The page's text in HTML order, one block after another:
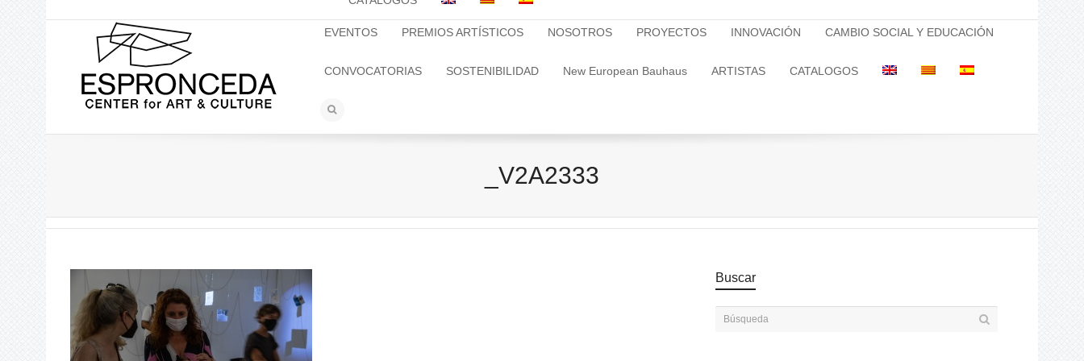
EVENTOS PREMIOS ARTÍSTICOS NOSOTROS PROYECTOS INNOVACIÓN CAMBIO SOCIAL Y EDUCACIÓN
CONVOCATORIAS SOSTENIBILIDAD New European Bauhaus ARTISTAS CATALOGOS
_V2A2333
Buscar